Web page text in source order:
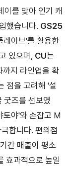
이를 맞아 인기 캐
했습니다. GS25
레이브'를 활용한
있으며, CU는
까지 라인업을 확
점을 고려해 '설
굿즈를 선보였
토야'와 손잡고 M
합니다. 편의점
간 매출이 평소
효과적으로 높일